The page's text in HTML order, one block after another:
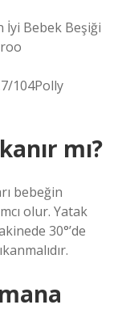
İyi Bebek Beşiği
104Polly
mı?
bebeğin
olur. Yatak
30°’de